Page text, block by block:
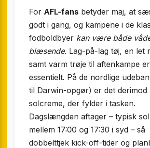
For AFL-fans betyder maj, at
godt i gang, og kampene i de
fodboldbyer kan være både
blæsende. Lag-på-lag tøj, en let
samt varm trøje til aftenkampe
essentielt. På de nordlige
til Darwin-opgør) er det derimod
solcreme, der fylder i tasken.
Dagslængden aftager – typisk
mellem 17:00 og 17:30 i syd – så
dobbelttjek kick-off-tider og